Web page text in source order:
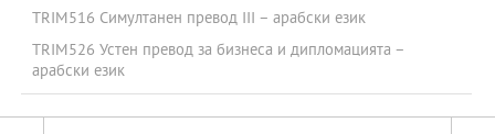
TRIM516 Симултанен превод III – арабски език
TRIM526 Устен превод за бизнеса и дипломацията –
арабски език